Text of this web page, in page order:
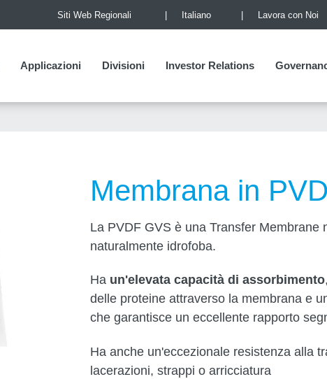
Siti Web Regionali Italiano Lavora con Noi
Applicazioni Divisioni Investor Relations
Investor Relations
Membrana in
La PVDF GVS è una Transfer Membrane
naturalmente idrofoba.
Ha un'elevata capacità di assorbimento
delle proteine attraverso la membrana e
che garantisce un eccellente rapporto
Ha anche un'eccezionale resistenza alla
lacerazioni, strappi o arricciatura